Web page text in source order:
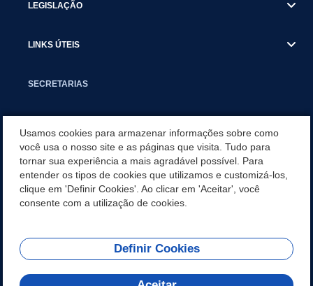
LEGISLAÇÃO
LINKS ÚTEIS
SECRETARIAS
DOWNLOADS
SERVIÇOS POR CATEGORIAS
REDES SOCIAIS
Usamos cookies para armazenar informações sobre como
você usa o nosso site e as páginas que visita. Tudo para
tornar sua experiência a mais agradável possível. Para
entender os tipos de cookies que utilizamos e customizá-los,
clique em 'Definir Cookies'. Ao clicar em 'Aceitar', você
consente com a utilização de cookies.
Definir Cookies